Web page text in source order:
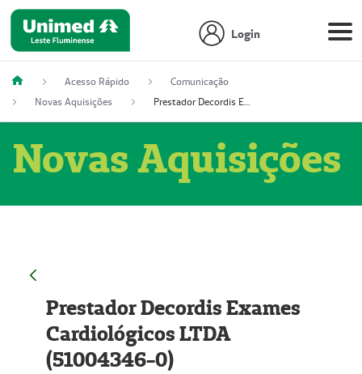
Login
Acesso Rápido
Comunicação
Novas Aquisições
Prestador Decordis Exames Cardiológicos LTDA (51004346-0)
Novas Aquisições
Prestador Decordis Exames
Cardiológicos LTDA
(51004346-0)